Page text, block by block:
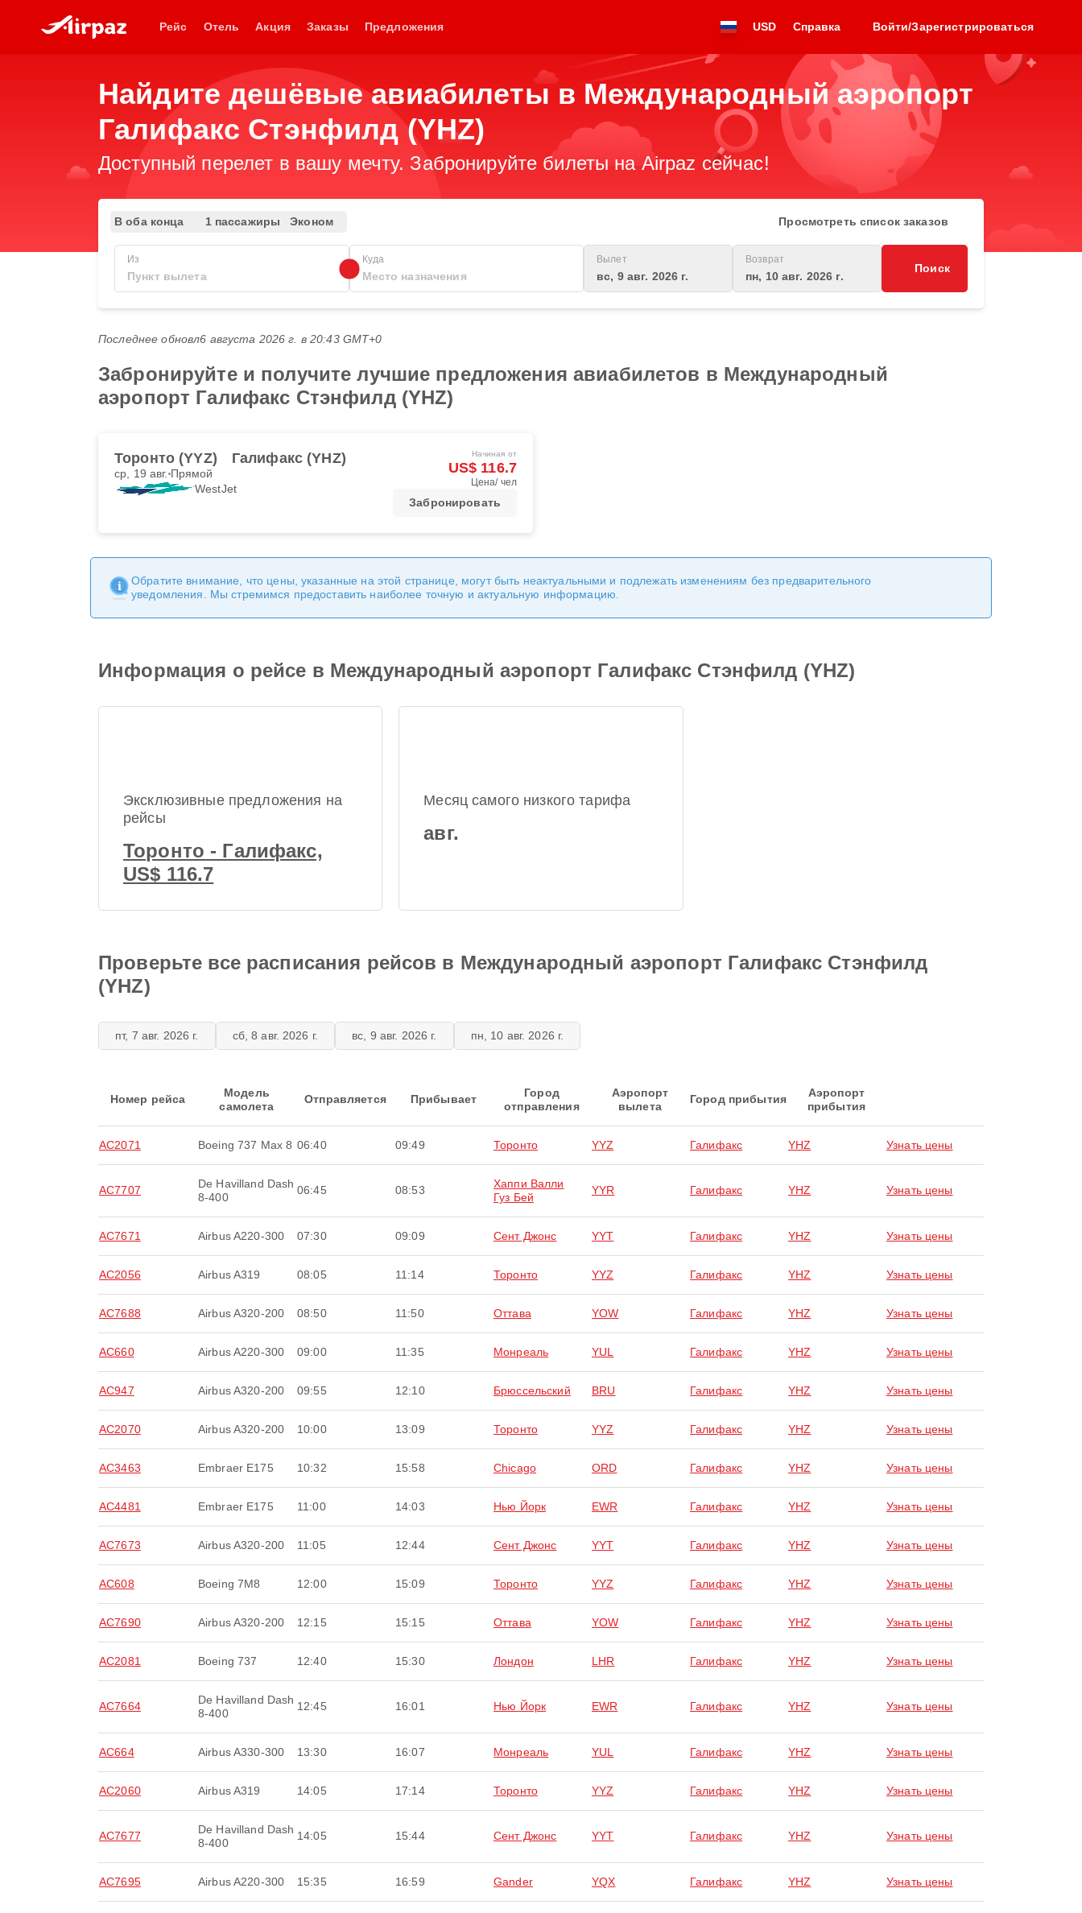
Рейс Отель Акция Заказы Предложения USD Справка Войти/Зарегистрироваться
Найдите дешёвые авиабилеты в Международный аэропорт
Галифакс Стэнфилд (YHZ)
Доступный перелет в вашу мечту. Забронируйте билеты на Airpaz сейчас!
В оба конца 1 пассажиры Эконом Просмотреть список заказов
Из Куда Вылет
вс, 9 авг. 2026 г.
Возврат
пн, 10 авг. 2026 г.
Поиск
Последнее обновл6 августа 2026 г. в 20:43 GMT+0
Забронируйте и получите лучшие предложения авиабилетов в Международный
аэропорт Галифакс Стэнфилд (YHZ)
Торонто (YYZ) Галифакс (YHZ)
ср, 19 авг. Прямой
WestJet
Начиная от
US$ 116.7
Цена/ чел
Забронировать
Обратите внимание, что цены, указанные на этой странице, могут быть неактуальными и подлежать изменениям без предварительного
уведомления. Мы стремимся предоставить наиболее точную и актуальную информацию.
Информация о рейсе в Международный аэропорт Галифакс Стэнфилд (YHZ)
Эксклюзивные предложения на
рейсы
Торонто - Галифакс,
US$ 116.7
Месяц самого низкого тарифа
авг.
Проверьте все расписания рейсов в Международный аэропорт Галифакс Стэнфилд
(YHZ)
пт, 7 авг. 2026 г. сб, 8 авг. 2026 г. вс, 9 авг. 2026 г. пн, 10 авг. 2026 г.
Номер рейса
Модель
самолета
Отправляется Прибывает
Город
отправления
Аэропорт
вылета
Город прибытия
Аэропорт
прибытия
AC2071 Boeing 737 Max 8 06:40 09:49 Торонто YYZ Галифакс YHZ Узнать цены
AC7707
De Havilland Dash
8-400
06:45 08:53
Хаппи Валли
Гуз Бей
YYR Галифакс YHZ Узнать цены
AC7671 Airbus A220-300 07:30 09:09 Сент Джонс YYT Галифакс YHZ Узнать цены
AC2056 Airbus A319 08:05 11:14 Торонто YYZ Галифакс YHZ Узнать цены
AC7688 Airbus A320-200 08:50 11:50 Оттава YOW Галифакс YHZ Узнать цены
AC660 Airbus A220-300 09:00 11:35 Монреаль YUL Галифакс YHZ Узнать цены
AC947 Airbus A320-200 09:55 12:10 Брюссельский BRU Галифакс YHZ Узнать цены
AC2070 Airbus A320-200 10:00 13:09 Торонто YYZ Галифакс YHZ Узнать цены
AC3463 Embraer E175 10:32 15:58 Chicago ORD Галифакс YHZ Узнать цены
AC4481 Embraer E175 11:00 14:03 Нью Йорк EWR Галифакс YHZ Узнать цены
AC7673 Airbus A320-200 11:05 12:44 Сент Джонс YYT Галифакс YHZ Узнать цены
AC608 Boeing 7M8 12:00 15:09 Торонто YYZ Галифакс YHZ Узнать цены
AC7690 Airbus A320-200 12:15 15:15 Оттава YOW Галифакс YHZ Узнать цены
AC2081 Boeing 737 12:40 15:30 Лондон LHR Галифакс YHZ Узнать цены
AC7664
De Havilland Dash
8-400
12:45 16:01 Нью Йорк EWR Галифакс YHZ Узнать цены
AC664 Airbus A330-300 13:30 16:07 Монреаль YUL Галифакс YHZ Узнать цены
AC2060 Airbus A319 14:05 17:14 Торонто YYZ Галифакс YHZ Узнать цены
AC7677
De Havilland Dash
8-400
14:05 15:44 Сент Джонс YYT Галифакс YHZ Узнать цены
AC7695 Airbus A220-300 15:35 16:59 Gander YQX Галифакс YHZ Узнать цены